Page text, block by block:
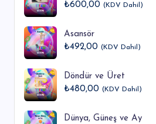
₺600,00 (KDV Dahil)
Asansör
₺492,00 (KDV Dahil)
Döndür ve Üret
₺480,00 (KDV Dahil)
Dünya, Güneş ve Ay